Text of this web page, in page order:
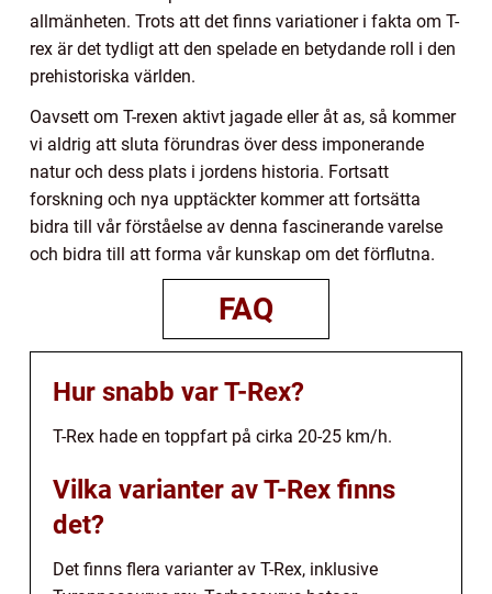
allmänheten. Trots att det finns variationer i fakta om T-
rex är det tydligt att den spelade en betydande roll i den
prehistoriska världen.
Oavsett om T-rexen aktivt jagade eller åt as, så kommer
vi aldrig att sluta förundras över dess imponerande
natur och dess plats i jordens historia. Fortsatt
forskning och nya upptäckter kommer att fortsätta
bidra till vår förståelse av denna fascinerande varelse
och bidra till att forma vår kunskap om det förflutna.
FAQ
Hur snabb var T-Rex?
T-Rex hade en toppfart på cirka 20-25 km/h.
Vilka varianter av T-Rex finns
det?
Det finns flera varianter av T-Rex, inklusive